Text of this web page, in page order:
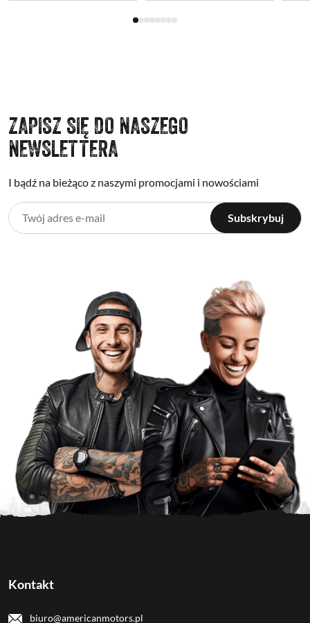
ZAPISZ SIĘ DO NASZEGO
NEWSLETTERA
I bądź na bieżąco z naszymi promocjami i nowościami
Kontakt
biuro@americanmotors.pl